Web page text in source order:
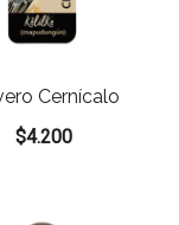
Cernícalo
$4.200